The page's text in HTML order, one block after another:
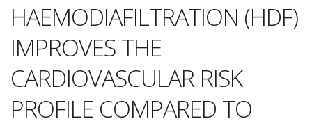
HAEMODIAFILTRATION (HDF)
IMPROVES THE
CARDIOVASCULAR RISK
PROFILE COMPARED TO